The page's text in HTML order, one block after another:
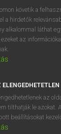
követik a
a hirdetők
alkalommal láthat
az
az
tilthatják le azokat.
beállításokat